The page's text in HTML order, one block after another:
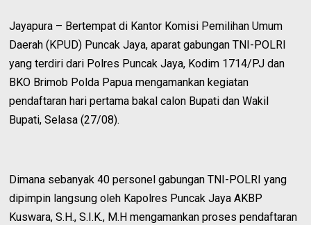
Jayapura – Bertempat di Kantor Komisi Pemilihan Umum
Daerah (KPUD) Puncak Jaya, aparat gabungan TNI-POLRI
yang terdiri dari Polres Puncak Jaya, Kodim 1714/PJ dan
BKO Brimob Polda Papua mengamankan kegiatan
pendaftaran hari pertama bakal calon Bupati dan Wakil
Bupati, Selasa (27/08).
Dimana sebanyak 40 personel gabungan TNI-POLRI yang
dipimpin langsung oleh Kapolres Puncak Jaya AKBP
Kuswara, S.H., S.I.K., M.H mengamankan proses pendaftaran